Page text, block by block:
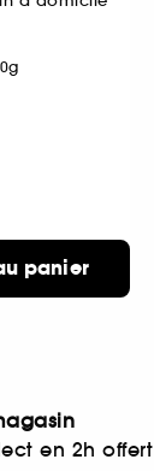
panier
en 2h offert